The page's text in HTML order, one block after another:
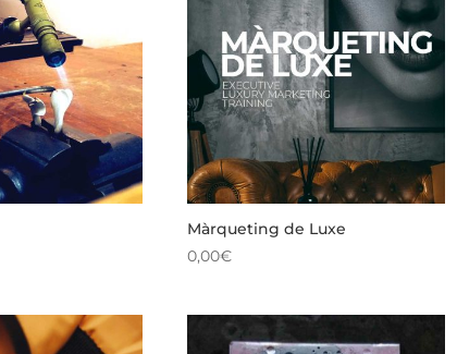
Màrqueting de Luxe
0,00€